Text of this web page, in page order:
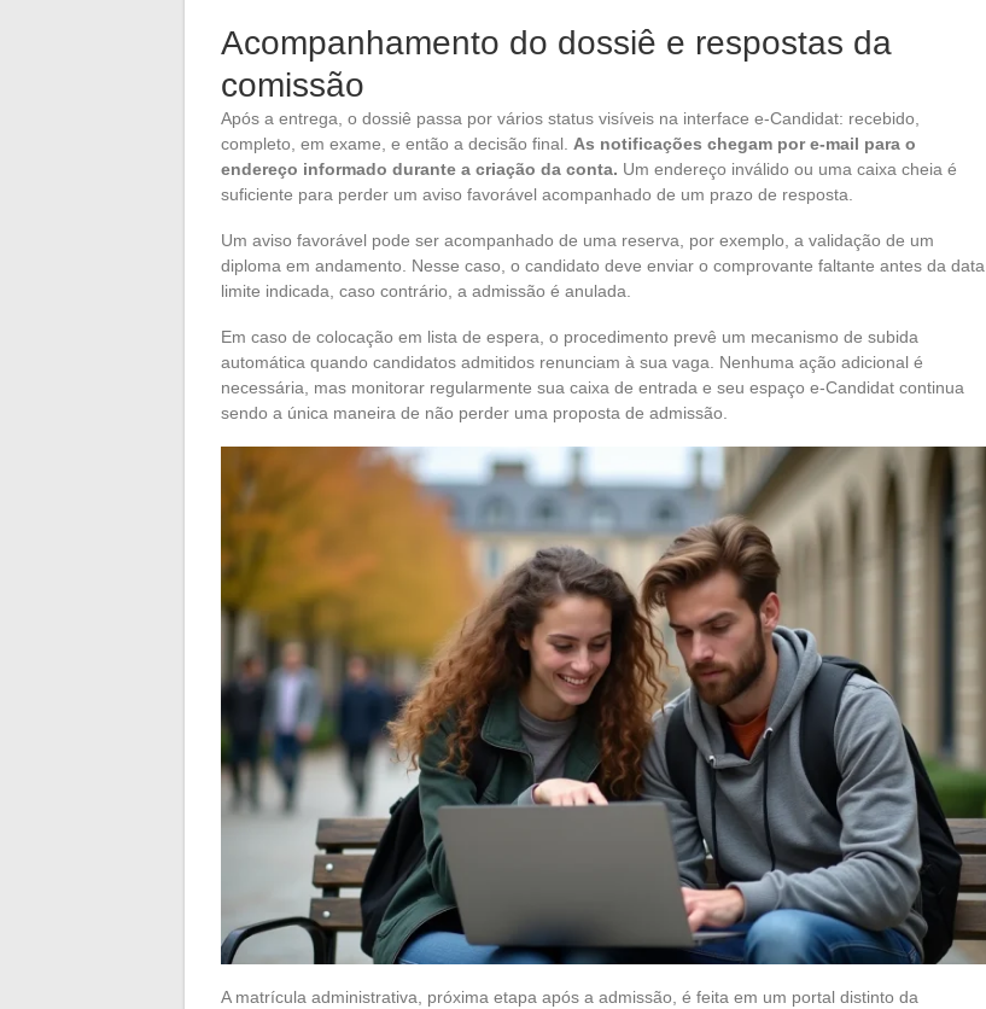
Acompanhamento do dossiê e respostas da
comissão
Após a entrega, o dossiê passa por vários status visíveis na interface e-Candidat: recebido,
completo, em exame, e então a decisão final. As notificações chegam por e-mail para o
endereço informado durante a criação da conta. Um endereço inválido ou uma caixa cheia é
suficiente para perder um aviso favorável acompanhado de um prazo de resposta.
Um aviso favorável pode ser acompanhado de uma reserva, por exemplo, a validação de um
diploma em andamento. Nesse caso, o candidato deve enviar o comprovante faltante antes da data
limite indicada, caso contrário, a admissão é anulada.
Em caso de colocação em lista de espera, o procedimento prevê um mecanismo de subida
automática quando candidatos admitidos renunciam à sua vaga. Nenhuma ação adicional é
necessária, mas monitorar regularmente sua caixa de entrada e seu espaço e-Candidat continua
sendo a única maneira de não perder uma proposta de admissão.
A matrícula administrativa, próxima etapa após a admissão, é feita em um portal distinto da